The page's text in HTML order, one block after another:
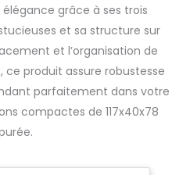
grâce à ses trois
et sa structure sur
et l’organisation de
ce produit assure robustesse
parfaitement dans votre
compactes de 117x40x78